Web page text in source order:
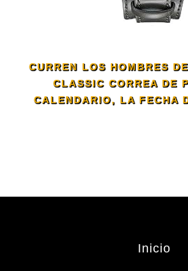
CURREN LOS HOMBRES
CLASSIC CORREA DE
CALENDARIO, LA FECHA
Inicio